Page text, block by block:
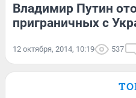
Владимир Путин
приграничных с
12 октября, 2014, 10:19 537